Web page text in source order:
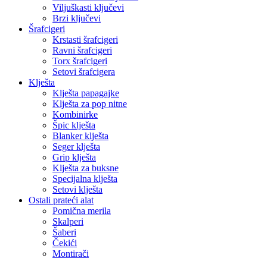
Viljuškasti ključevi
Brzi ključevi
Šrafcigeri
Krstasti šrafcigeri
Ravni šrafcigeri
Torx šrafcigeri
Setovi šrafcigera
Klješta
Klješta papagajke
Klješta za pop nitne
Kombinirke
Špic klješta
Blanker klješta
Seger klješta
Grip klješta
Klješta za buksne
Specijalna klješta
Setovi klješta
Ostali prateći alat
Pomična merila
Skalperi
Šaberi
Čekići
Montirači